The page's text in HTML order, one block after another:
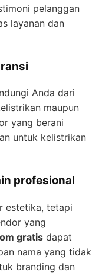
pelanggan
layanan dan
Anda dari
maupun
yang berani
untuk kelistrikan
profesional
estetika, tetapi
yang
gratis dapat
nama yang tidak
branding dan